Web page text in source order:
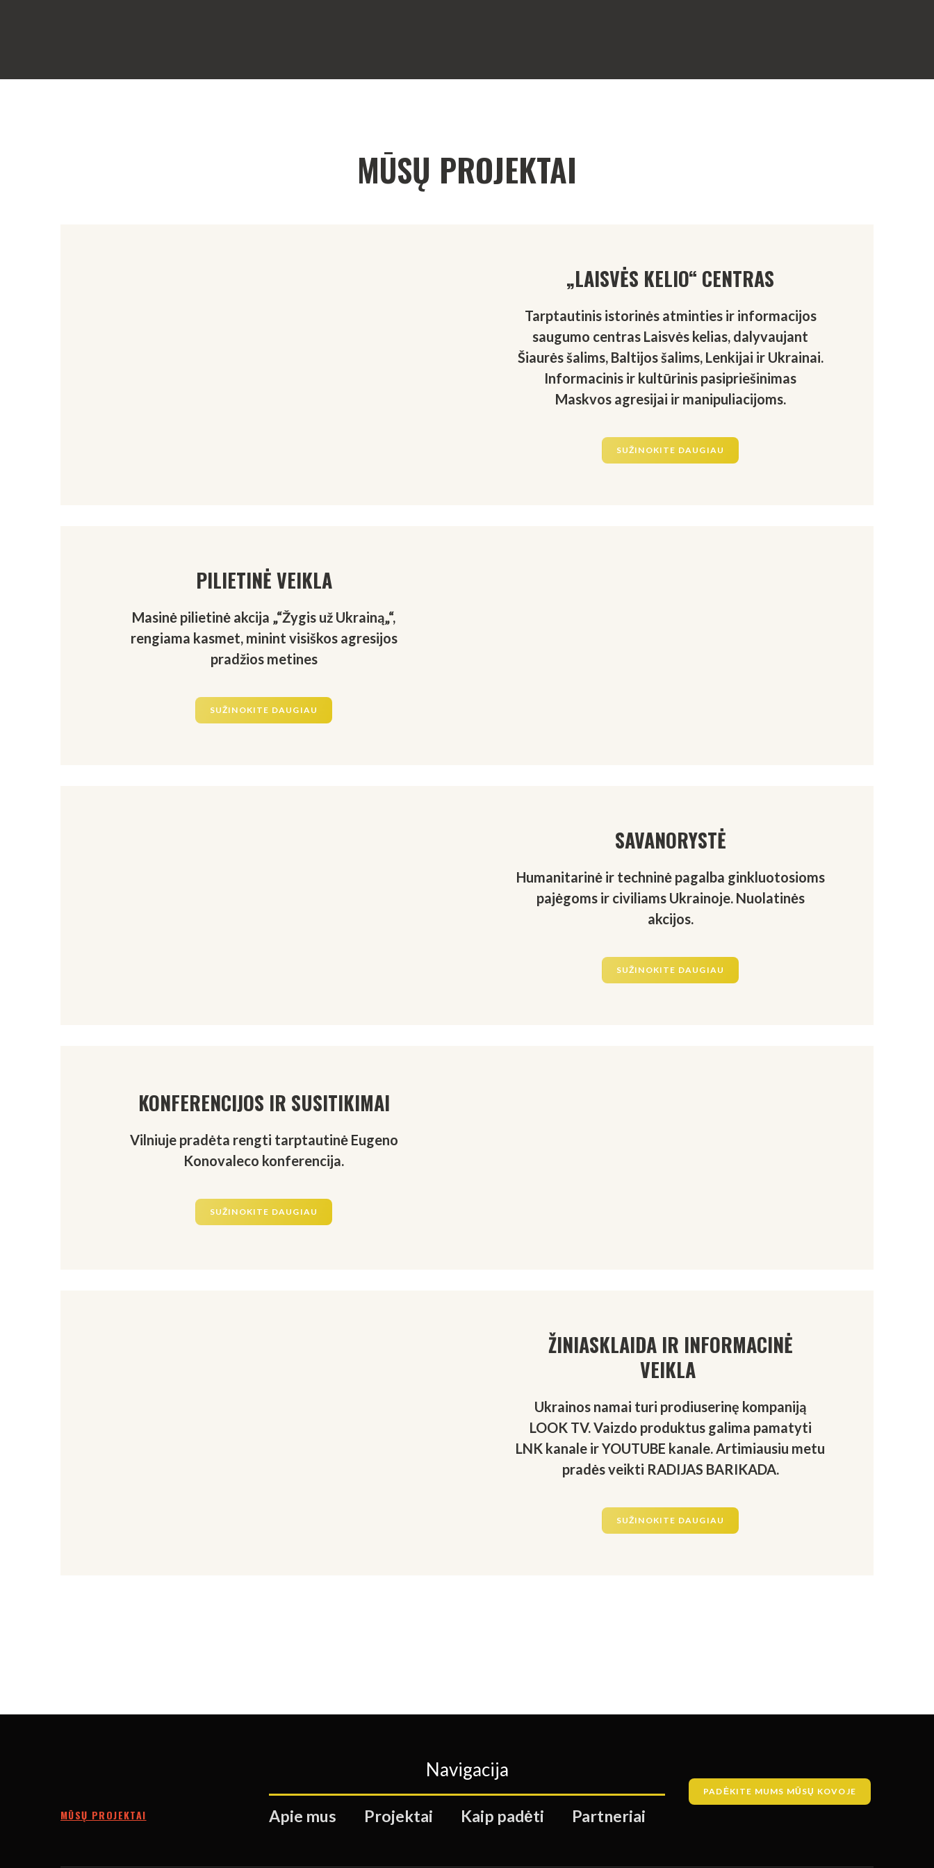
MŪSŲ PROJEKTAI
„LAISVĖS KELIO“ CENTRAS
Tarptautinis istorinės atminties ir informacijos
saugumo centras Laisvės kelias, dalyvaujant
Šiaurės šalims, Baltijos šalims, Lenkijai ir Ukrainai.
Informacinis ir kultūrinis pasipriešinimas
Maskvos agresijai ir manipuliacijoms.
SUŽINOKITE DAUGIAU
PILIETINĖ VEIKLA
Masinė pilietinė akcija „“Žygis už Ukrainą„“,
rengiama kasmet, minint visiškos agresijos
pradžios metines
SUŽINOKITE DAUGIAU
SAVANORYSTĖ
Humanitarinė ir techninė pagalba ginkluotosioms
pajėgoms ir civiliams Ukrainoje. Nuolatinės
akcijos.
SUŽINOKITE DAUGIAU
KONFERENCIJOS IR SUSITIKIMAI
Vilniuje pradėta rengti tarptautinė Eugeno
Konovaleco konferencija.
SUŽINOKITE DAUGIAU
ŽINIASKLAIDA IR INFORMACINĖ
VEIKLA
Ukrainos namai turi prodiuserinę kompaniją
LOOK TV. Vaizdo produktus galima pamatyti
LNK kanale ir YOUTUBE kanale. Artimiausiu metu
pradės veikti RADIJAS BARIKADA.
SUŽINOKITE DAUGIAU
MŪSŲ PROJEKTAI
Navigacija
Apie mus Projektai Kaip padėti Partneriai
PADĖKITE MUMS MŪSŲ KOVOJE